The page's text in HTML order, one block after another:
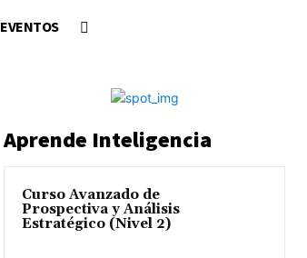
EVENTOS
Aprende Inteligencia
Curso Avanzado de
Prospectiva y Análisis
Estratégico (Nivel 2)